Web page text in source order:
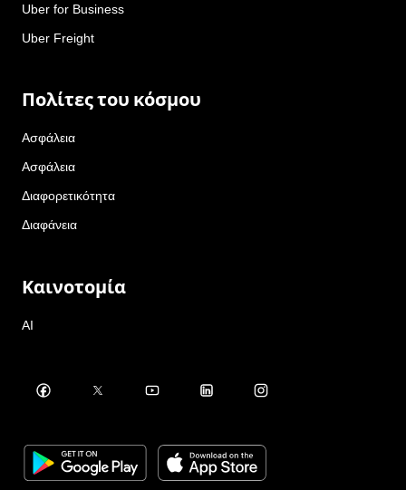
Uber for Business
Uber Freight
Πολίτες του κόσμου
Ασφάλεια
Ασφάλεια
Διαφορετικότητα
Διαφάνεια
Καινοτομία
AI